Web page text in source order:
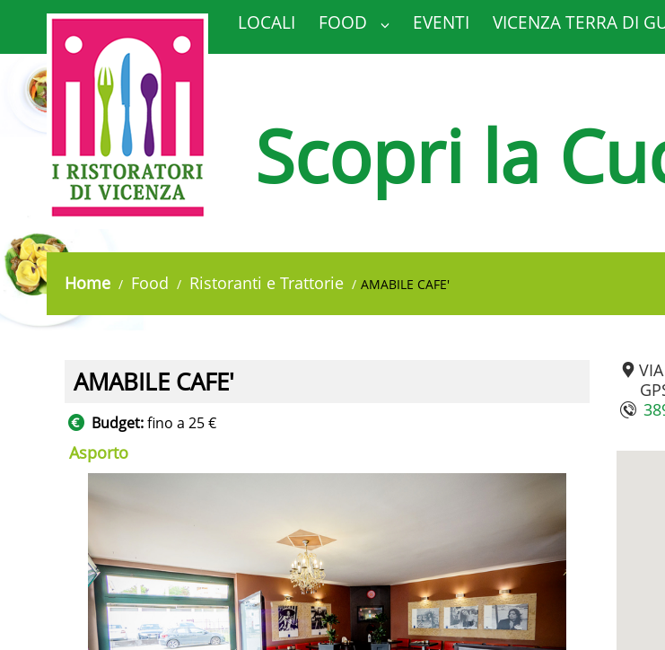
LOCALI FOOD EVENTI VICENZA TERRA DI
Scopri la
Home Food Ristoranti e Trattorie AMABILE CAFE'
AMABILE CAFE'
Budget:fino a 25 €
Asporto